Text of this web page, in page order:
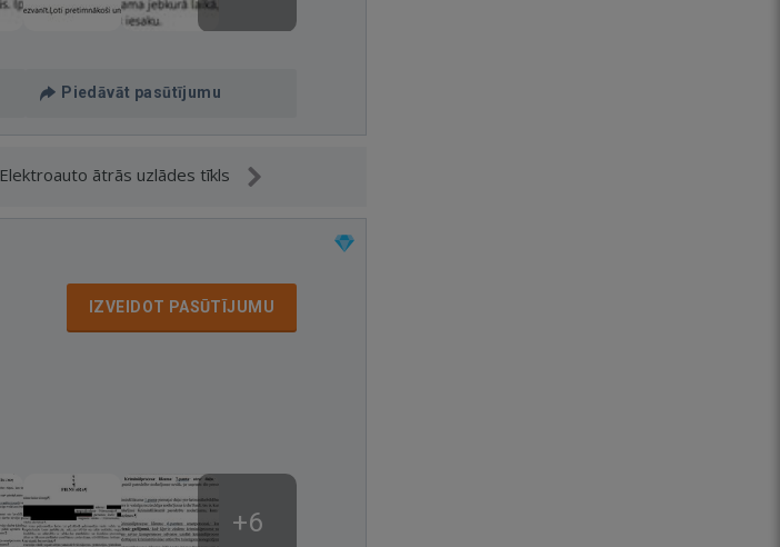
Piedāvāt pasūtījumu
Elektroauto ātrās uzlādes tīkls
IZVEIDOT PASŪTĪJUMU
+6